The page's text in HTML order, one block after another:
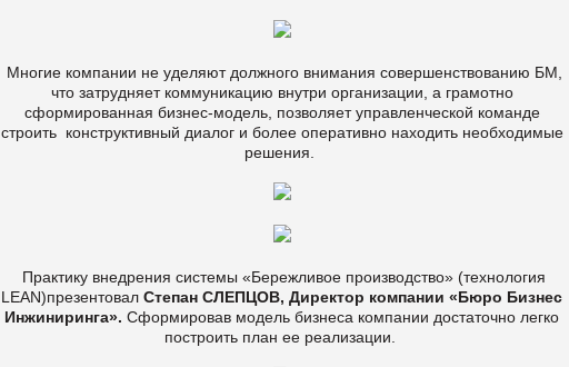
Многие компании не уделяют должного внимания совершенствованию БМ,
что затрудняет коммуникацию внутри организации, а грамотно
сформированная бизнес-модель, позволяет управленческой команде
строить конструктивный диалог и более оперативно находить необходимые
решения.
Практику внедрения системы «Бережливое производство» (технология
LEAN)презентовал Степан СЛЕПЦОВ, Директор компании «Бюро Бизнес
Инжиниринга».Сформировав модель бизнеса компании достаточно легко
построить план ее реализации.